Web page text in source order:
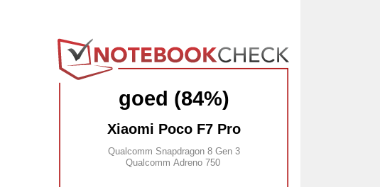
goed (84%)
Xiaomi Poco F7 Pro
Qualcomm Snapdragon 8 Gen 3
Qualcomm Adreno 750